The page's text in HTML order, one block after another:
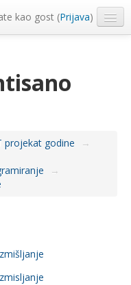
kao gost (Prijava)
projekat godine
→
→